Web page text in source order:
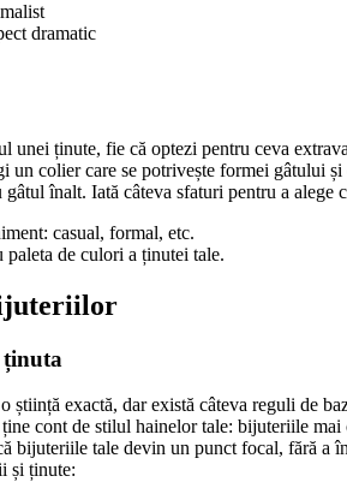
dramatic
unei ținute, fie că optezi pentru ceva
un colier care se potrivește formei
înalt. Iată câteva sfaturi pentru a alege
casual, formal, etc.
de culori a ținutei tale.
ținuta
știință exactă, dar există câteva reguli de
cont de stilul hainelor tale: bijuteriile
bijuteriile tale devin un punct focal, fără a
și ținute: